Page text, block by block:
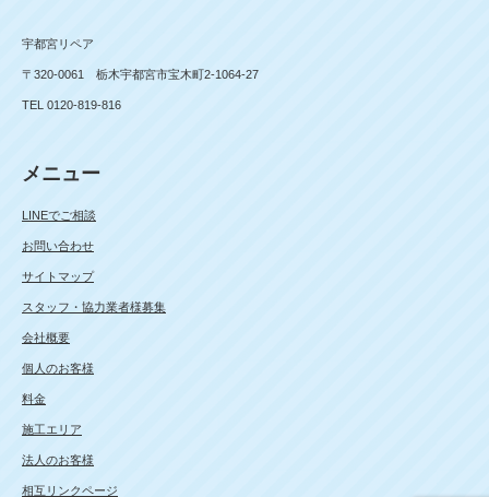
宇都宮リペア
〒320-0061 栃木宇都宮市宝木町2-1064-27
TEL 0120-819-816
メニュー
LINEでご相談
お問い合わせ
サイトマップ
スタッフ・協力業者様募集
会社概要
個人のお客様
料金
施工エリア
法人のお客様
相互リンクページ